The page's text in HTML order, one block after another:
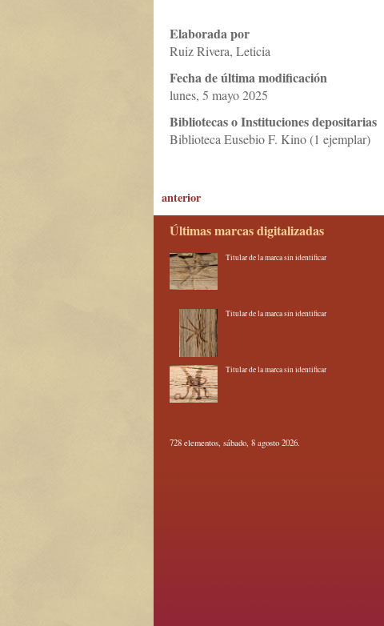
Elaborada por
Ruiz Rivera, Leticia
Fecha de última modificación
lunes, 5 mayo 2025
Bibliotecas o Instituciones depositarias
Biblioteca Eusebio F. Kino (1 ejemplar)
anterior
Últimas marcas digitalizadas
Titular de la marca sin identificar
Titular de la marca sin identificar
Titular de la marca sin identificar
728 elementos, sábado, 8 agosto 2026.